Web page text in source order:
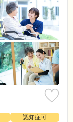
認知症可